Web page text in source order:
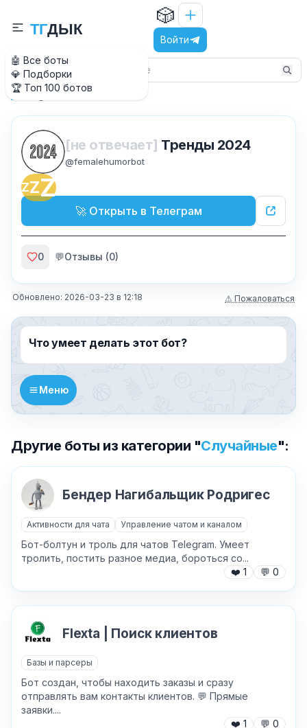
🤖 Все боты
💎 Подборки
🏆 Топ 100 ботов
ТГДЫК
🎲
Войти
Главная
ZZZ
[не отвечает] Тренды 2024
@femalehumorbot
🚀 Открыть в Телеграм
0 💬Отзывы (0)
Обновлено: 2026-03-23 в 12:18 ⚠ Пожаловаться
Что умеет делать этот бот?
Меню
Другие боты из категории "Случайные":
Бендер Нагибальщик Родригес
Активности для чата Управление чатом и каналом
Бот-болтун и троль для чатов Telegram. Умеет
тролить, постить разное медиа, бороться со...
❤️ 1 💬 0
Flexta | Поиск клиентов
Базы и парсеры
Бот создан, чтобы находить заказы и сразу
отправлять вам контакты клиентов. 💬 Прямые
заявки....
❤️ 1 💬 0